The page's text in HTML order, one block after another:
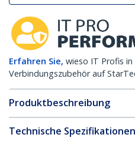
Erfahren Sie, wieso IT Profis in
Verbindungszubehör auf
Produktbeschreibung
Technische Spezifikationen